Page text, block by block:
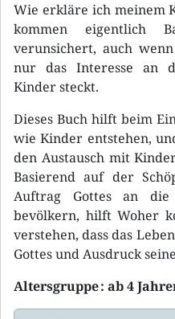
Wie erkläre ich meinem
kommen eigentlich
verunsichert, auch
nur das Interesse an
Kinder steckt.
Dieses Buch hilft beim
wie Kinder entstehen,
den Austausch mit
Basierend auf der
Auftrag Gottes an
bevölkern, hilft Woher
verstehen, dass das
Gottes und Ausdruck
Altersgruppe : ab 4